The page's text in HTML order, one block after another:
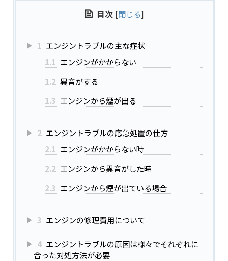
目次 [閉じる]
1 エンジントラブルの主な症状
1.1 エンジンがかからない
1.2 異音がする
1.3 エンジンから煙が出る
2 エンジントラブルの応急処置の仕方
2.1 エンジンがかからない時
2.2 エンジンから異音がした時
2.3 エンジンから煙が出ている場合
3 エンジンの修理費用について
4 エンジントラブルの原因は様々でそれぞれに
合った対処方法が必要